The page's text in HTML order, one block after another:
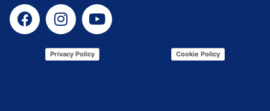
Privacy Policy Cookie Policy